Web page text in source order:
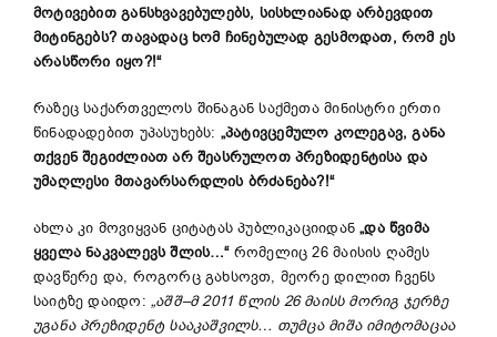
მოტივებით განსხვავებულებს, სისხლიანად არბევდით
მიტინგებს? თავადაც ხომ ჩინებულად გესმოდათ, რომ ეს
არასწორი იყო?!“
რაზეც საქართველოს შინაგან საქმეთა მინისტრი ერთი
წინადადებით უპასუხებს: „პატივცემულო კოლეგავ, განა
თქვენ შეგიძლიათ არ შეასრულოთ პრეზიდენტისა და
უმაღლესი მთავარსარდლის ბრძანება?!“
ახლა კი მოვიყვან ციტატას პუბლიკაციიდან„და წვიმა
ყველა ნაკვალევს შლის…“რომელიც 26 მაისის ღამეს
დავწერე და, როგორც გახსოვთ, მეორე დილით ჩვენს
საიტზე დაიდო: „აშშ–მ2011 წლის 26მაისს მორიგ ჯერზე
უგანა პრეზიდენტ სააკაშვილს… თუმცა მიშა იმიტომაცაა